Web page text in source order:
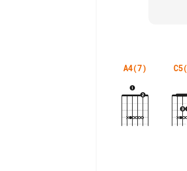
A4(7)